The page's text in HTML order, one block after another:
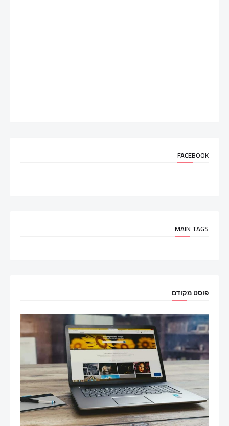
FACEBOOK
MAIN TAGS
פוסט מקודם